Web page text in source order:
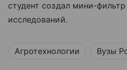
студент создал мини-
исследований.
Агротехнологии Вузы